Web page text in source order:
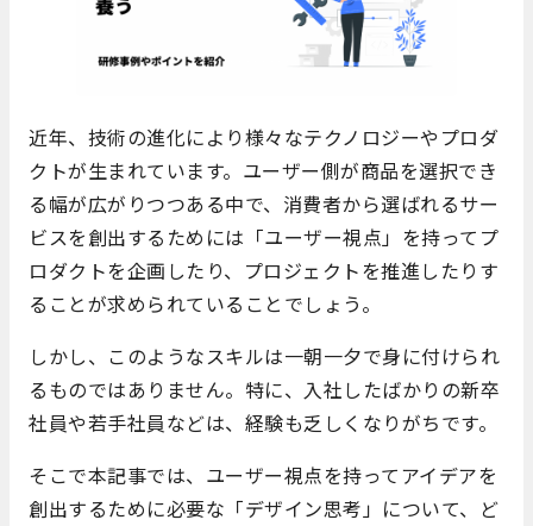
近年、技術の進化により様々なテクノロジーやプロダ
クトが生まれています。ユーザー側が商品を選択でき
る幅が広がりつつある中で、消費者から選ばれるサー
ビスを創出するためには「ユーザー視点」を持ってプ
ロダクトを企画したり、プロジェクトを推進したりす
ることが求められていることでしょう。
しかし、このようなスキルは一朝一夕で身に付けられ
るものではありません。特に、入社したばかりの新卒
社員や若手社員などは、経験も乏しくなりがちです。
そこで本記事では、ユーザー視点を持ってアイデアを
創出するために必要な「デザイン思考」について、ど